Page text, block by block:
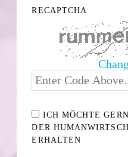
RECAPTCHA
ICH MÖCHTE
DER
ERHALTEN